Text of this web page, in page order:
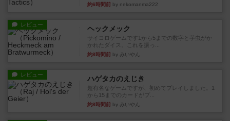
約6時間前 by nekomanma222
レビュー ヘックメック
サイコロゲームです1から5までの数字と芋虫がか
かれたダイス。これを振っ...
約8時間前 by みいやん
レビュー ハゲタカのえじき
超有名なゲームですが、初めてプレイしました。1
から15までのカードがプ...
約8時間前 by みいやん